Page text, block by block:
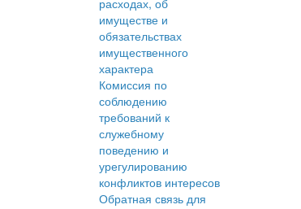
расходах, об
имуществе и
обязательствах
имущественного
характера
Комиссия по
соблюдению
требований к
служебному
поведению и
урегулированию
конфликтов интересов
Обратная связь для